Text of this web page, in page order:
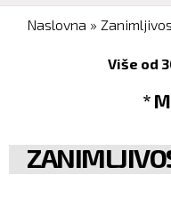
You are here
Naslovna »
Više od
*